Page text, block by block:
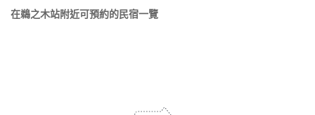
在鵜之木站附近可預約的民宿一覽